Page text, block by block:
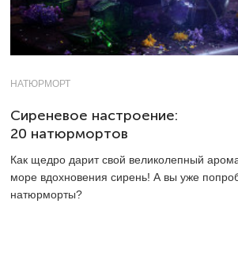
НАТЮРМОРТ
Сиреневое настроение:
20 натюрмортов
Как щедро дарит свой великолепный
море вдохновения сирень! А вы уже
натюрморты?